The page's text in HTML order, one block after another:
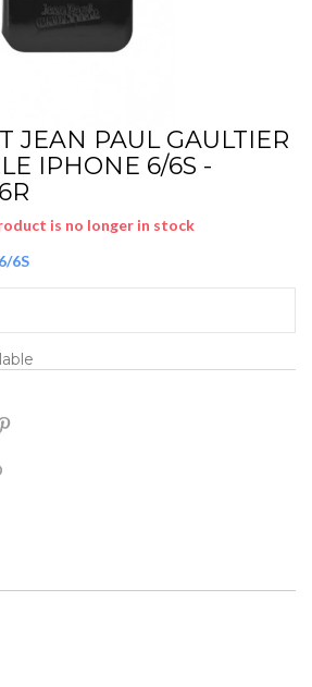
JEAN PAUL GAULTIER
IPHONE 6/6S -
is no longer in stock
6S